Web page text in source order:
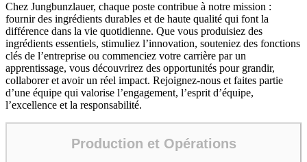
Chez Jungbunzlauer, chaque poste contribue à notre mission :
fournir des ingrédients durables et de haute qualité qui font la
différence dans la vie quotidienne. Que vous produisiez des
ingrédients essentiels, stimuliez l’innovation, souteniez des fonctions
clés de l’entreprise ou commenciez votre carrière par un
apprentissage, vous découvrirez des opportunités pour grandir,
collaborer et avoir un réel impact. Rejoignez-nous et faites partie
d’une équipe qui valorise l’engagement, l’esprit d’équipe,
l’excellence et la responsabilité.
Production et Opérations